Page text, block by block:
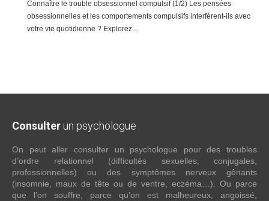
Connaître le trouble obsessionnel compulsif (1/2) Les pensées
obsessionnelles et les comportements compulsifs interfèrent-ils avec
votre vie quotidienne ? Explorez...
Consulter un psychologue
On peut aller consulter un psychologue pour des troubles
d’ordre relationnel (difficultés sexuelles, conjugales,
professionnelles) ou des symptômes nerveux gênants
(insomnie, maux de tête ou de ventre, eczéma…). Ou parce
que l’on souffre, parce qu’on est malheureux, angoissé,